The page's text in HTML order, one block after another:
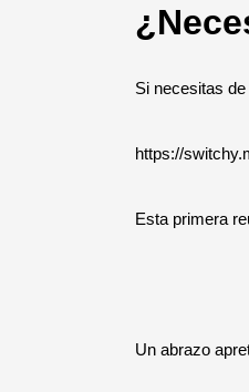
Si necesitas
https://
Esta primera
Un abrazo